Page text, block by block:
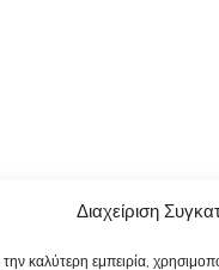
Διαχείριση
την καλύτερη εμπειρία,